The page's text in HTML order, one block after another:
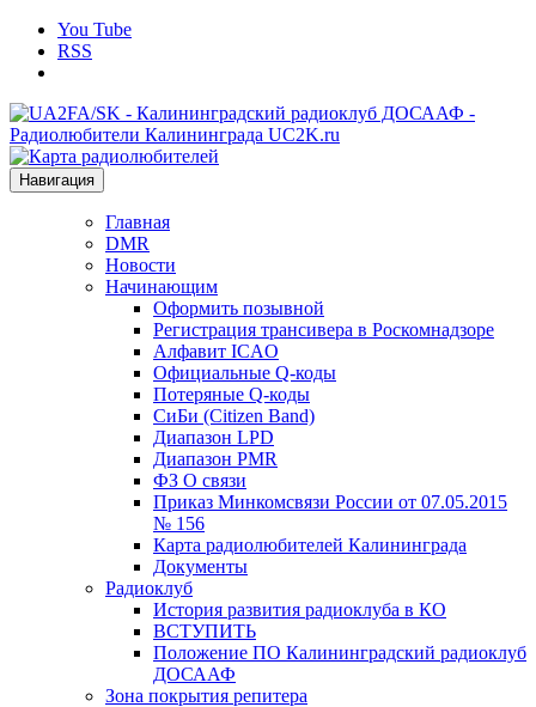
You Tube
RSS
Навигация
Главная
DMR
Новости
Начинающим
Оформить позывной
Регистрация трансивера в Роскомнадзоре
Алфавит ICAO
Официальные Q-коды
Потеряные Q-коды
СиБи (Citizen Band)
Диапазон LPD
Диапазон PMR
ФЗ О связи
Приказ Минкомсвязи России от 07.05.2015
№ 156
Карта радиолюбителей Калининграда
Документы
Радиоклуб
История развития радиоклуба в КО
ВСТУПИТЬ
Положение ПО Калининградский радиоклуб
ДОСААФ
Зона покрытия репитера